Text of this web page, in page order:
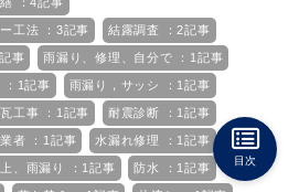
工法 ：3記事 結露調査 ：2記事
事 雨漏り、修理、自分で ：1記事
：1記事 雨漏り，サッシ ：1記事
工事 ：1記事 耐震診断 ：1記事
者 ：1記事 水漏れ修理 ：1記事
、雨漏り ：1記事 防水 ：1記事
目次